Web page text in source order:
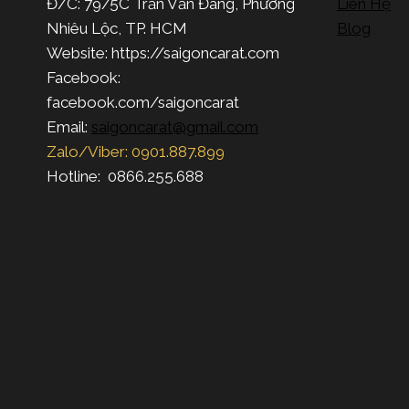
Nhiêu Lộc, TP. HCM
Website: https://saigoncarat.com
Facebook:
facebook.com/saigoncarat
Email: saigoncarat@gmail.com
Zalo/Viber: 0901.887.899
Hotline: 0866.255.688
Blog